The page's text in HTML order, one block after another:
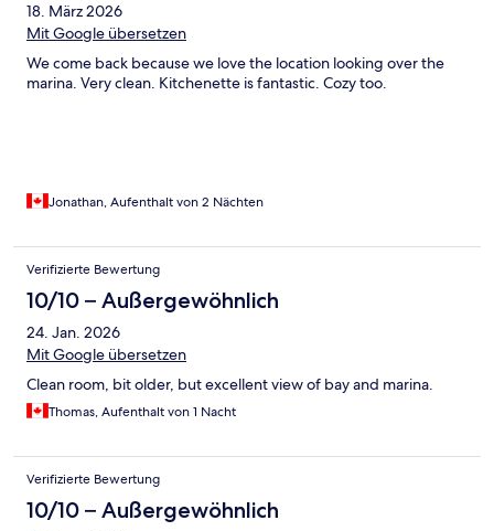
18. März 2026
Mit Google übersetzen
We come back because we love the location looking over the
marina. Very clean. Kitchenette is fantastic. Cozy too.
Jonathan, Aufenthalt von 2 Nächten
Verifizierte Bewertung
10/10 – Außergewöhnlich
24. Jan. 2026
Mit Google übersetzen
Clean room, bit older, but excellent view of bay and marina.
Thomas, Aufenthalt von 1 Nacht
Verifizierte Bewertung
10/10 – Außergewöhnlich